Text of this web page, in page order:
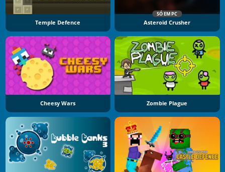
Temple Defence
SÓ EM PC
Asteroid Crusher
Cheesy Wars Zombie Plague